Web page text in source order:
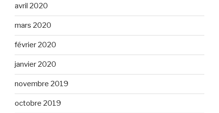
avril 2020
mars 2020
février 2020
janvier 2020
novembre 2019
octobre 2019